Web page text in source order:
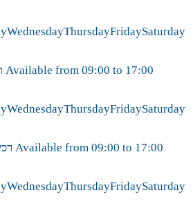
WednesdayThursdayFridaySaturday
Available from 09:00 to 17:00
WednesdayThursdayFridaySaturday
Available from 09:00 to 17:00
WednesdayThursdayFridaySaturday